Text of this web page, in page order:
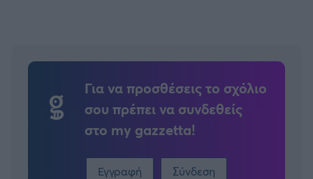
Για να προσθέσεις το σχόλιο
σου πρέπει να συνδεθείς
στο my gazzetta!
Εγγραφή Σύνδεση